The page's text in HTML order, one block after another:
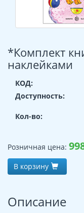
*Комплект
наклейками
КОД:
Доступность:
Кол-во:
Розничная цена:
В корзину
Описание